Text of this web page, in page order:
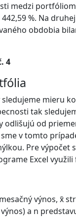
medzi
%. Na
obdobia
4
mieru
tak
odlišujú od
v tomto
Pre výpočet
Excel využili
výnos, x̄
a n